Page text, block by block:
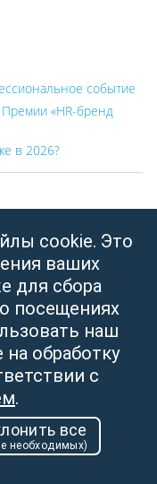
cookie. Это
ваших
для сбора
посещениях
наш
на обработку
с
.
все
необходимых)
событие
«HR-бренд
в 2026?